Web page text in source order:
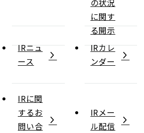
の状況
に関す
る開示
IRニュ
ース
IRカレ
ンダー
IRに関
するお
問い合
IRメー
ル配信